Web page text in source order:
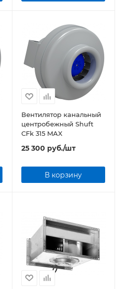
Вентилятор канальный
центробежный Shuft
CFk 315 MAX
25 300 руб./шт
В корзину